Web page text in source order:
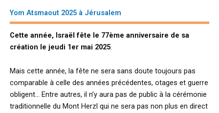
Yom Atsmaout 2025 à Jérusalem
Cette année, Israël fête le 77ème anniversaire de sa
création le jeudi 1er mai 2025
Mais cette année, la fête ne sera sans doute toujours pas
comparable à celle des années précédentes, otages et guerre
obligent… Entre autres, il n’y aura pas de public à la cérémonie
traditionnelle du Mont Herzl qui ne sera pas non plus en direct